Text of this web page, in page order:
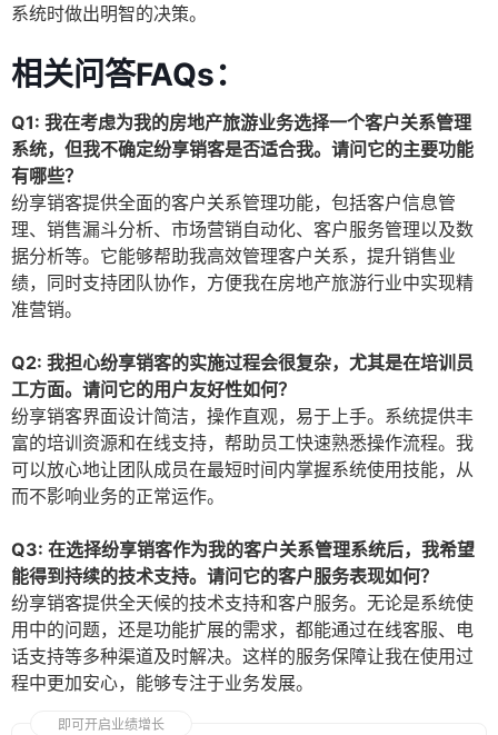
系统时做出明智的决策。
相关问答FAQs：
Q1: 我在考虑为我的房地产旅游业务选择一个客户关系管理
系统，但我不确定纷享销客是否适合我。请问它的主要功能
有哪些？
纷享销客提供全面的客户关系管理功能，包括客户信息管
理、销售漏斗分析、市场营销自动化、客户服务管理以及数
据分析等。它能够帮助我高效管理客户关系，提升销售业
绩，同时支持团队协作，方便我在房地产旅游行业中实现精
准营销。
Q2: 我担心纷享销客的实施过程会很复杂，尤其是在培训员
工方面。请问它的用户友好性如何？
纷享销客界面设计简洁，操作直观，易于上手。系统提供丰
富的培训资源和在线支持，帮助员工快速熟悉操作流程。我
可以放心地让团队成员在最短时间内掌握系统使用技能，从
而不影响业务的正常运作。
Q3: 在选择纷享销客作为我的客户关系管理系统后，我希望
能得到持续的技术支持。请问它的客户服务表现如何？
纷享销客提供全天候的技术支持和客户服务。无论是系统使
用中的问题，还是功能扩展的需求，都能通过在线客服、电
话支持等多种渠道及时解决。这样的服务保障让我在使用过
程中更加安心，能够专注于业务发展。
即可开启业绩增长